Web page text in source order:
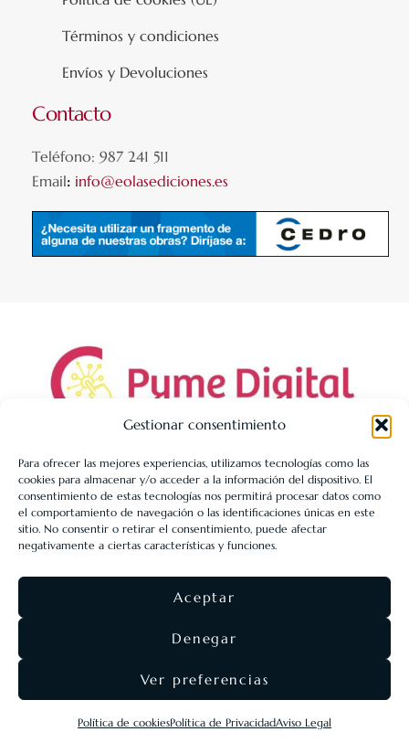
Gestionar consentimiento
Para ofrecer las mejores experiencias, utilizamos tecnologías como las
cookies para almacenar y/o acceder a la información del dispositivo. El
consentimiento de estas tecnologías nos permitirá procesar datos como
el comportamiento de navegación o las identificaciones únicas en este
sitio. No consentir o retirar el consentimiento, puede afectar
negativamente a ciertas características y funciones.
Aceptar
Denegar
Ver preferencias
Política de cookiesPolítica de PrivacidadAviso Legal
Términos y condiciones
Envíos y Devoluciones
Contacto
Teléfono: 987 241 511
Email: info@eolasediciones.es
LIBRERÍA UNIVERSITARIA LEÓN 1980 SLL ha sido beneficiaria
de Fondos Europeos, cuyo objetivo es la mejora de la
competitividad de las PYMES, y gracias al cual ha puesto en
marcha un Plan de Acción con el objetivo de reforzar la
digitalización y la competitividad de las pymes durante el año
2025. Para ello ha contado con el apoyo del Programa Pyme
Digital de la Cámara de Comercio de León.
Eolas Ediciones2026 ·SEO & diseño webAgencia